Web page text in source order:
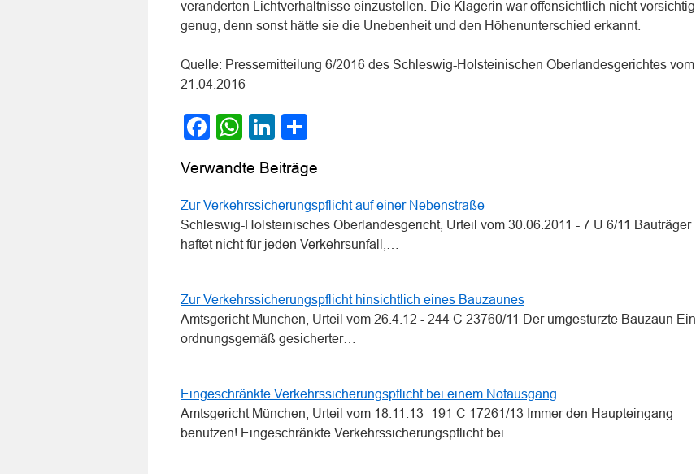
veränderten Lichtverhältnisse einzustellen. Die Klägerin war offensichtlich nicht vorsichtig
genug, denn sonst hätte sie die Unebenheit und den Höhenunterschied erkannt.
Quelle: Pressemitteilung 6/2016 des Schleswig-Holsteinischen Oberlandesgerichtes vom
21.04.2016
Facebook
WhatsApp
LinkedIn
Verwandte Beiträge
Zur Verkehrssicherungspflicht auf einer Nebenstraße
Schleswig-Holsteinisches Oberlandesgericht, Urteil vom 30.06.2011 - 7 U 6/11 Bauträger
haftet nicht für jeden Verkehrsunfall,…
Zur Verkehrssicherungspflicht hinsichtlich eines Bauzaunes
Amtsgericht München, Urteil vom 26.4.12 - 244 C 23760/11 Der umgestürzte Bauzaun Ein
ordnungsgemäß gesicherter…
Eingeschränkte Verkehrssicherungspflicht bei einem Notausgang
Amtsgericht München, Urteil vom 18.11.13 -191 C 17261/13 Immer den Haupteingang
benutzen! Eingeschränkte Verkehrssicherungspflicht bei…